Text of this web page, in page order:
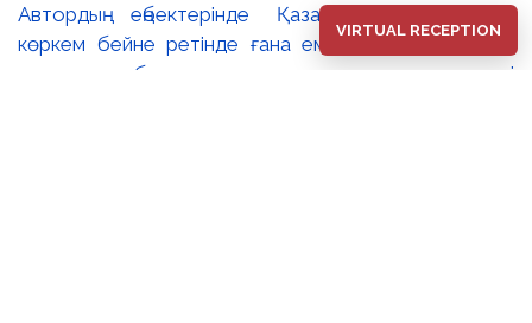
Автордың еңбектерінде Қазақстанның табиғаты
көркем бейне ретінде ғана емес, ұлттық мәдени
және табиғи мұраға деген құрметті
VIRTUAL RECEPTION